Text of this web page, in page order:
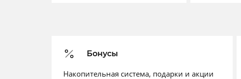
Бонусы
Накопительная система, подарки и акции